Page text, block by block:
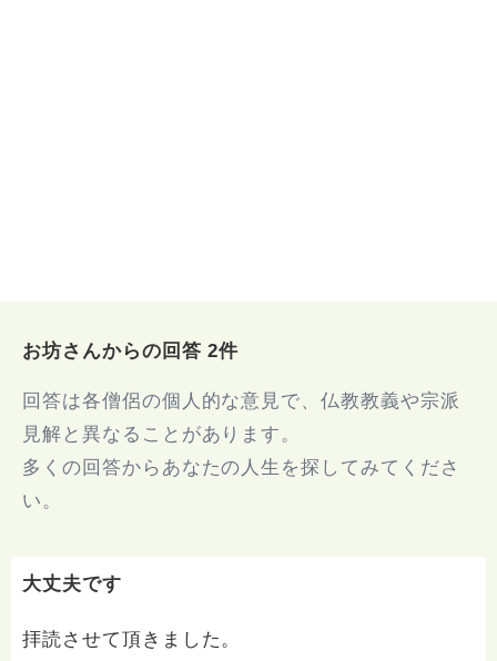
お坊さんからの回答 2件
回答は各僧侶の個人的な意見で、仏教教義や宗派
見解と異なることがあります。
多くの回答からあなたの人生を探してみてくださ
い。
大丈夫です
拝読させて頂きました。